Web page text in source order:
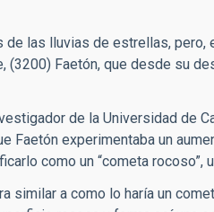
las lluvias de estrellas, pero,
(3200) Faetón, que desde su
de la Universidad de
Faetón experimentaba un
como un “cometa rocoso”,
similar a como lo haría un